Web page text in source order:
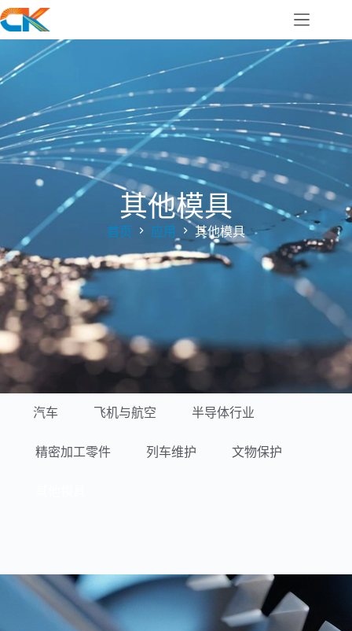
其他模具
首页 应用 其他模具
汽车 飞机与航空 半导体行业
精密加工零件 列车维护 文物保护